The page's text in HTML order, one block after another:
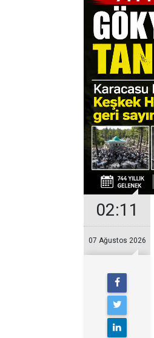
02:11
07 Ağustos 2026